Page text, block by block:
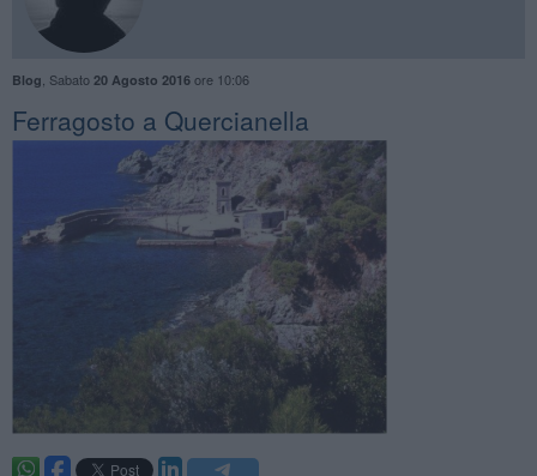
Blog Sabato 20 Agosto 2016ore 10:06
Ferragosto a Quercianella